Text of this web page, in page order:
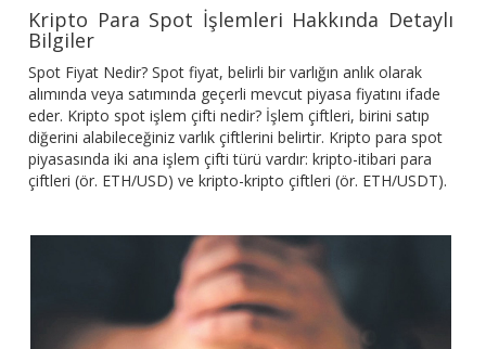
Kripto Para Spot İşlemleri Hakkında Detaylı
Bilgiler
Spot Fiyat Nedir? Spot fiyat, belirli bir varlığın anlık olarak
alımında veya satımında geçerli mevcut piyasa fiyatını ifade
eder. Kripto spot işlem çifti nedir? İşlem çiftleri, birini satıp
diğerini alabileceğiniz varlık çiftlerini belirtir. Kripto para spot
piyasasında iki ana işlem çifti türü vardır: kripto-itibari para
çiftleri (ör. ETH/USD) ve kripto-kripto çiftleri (ör. ETH/USDT).